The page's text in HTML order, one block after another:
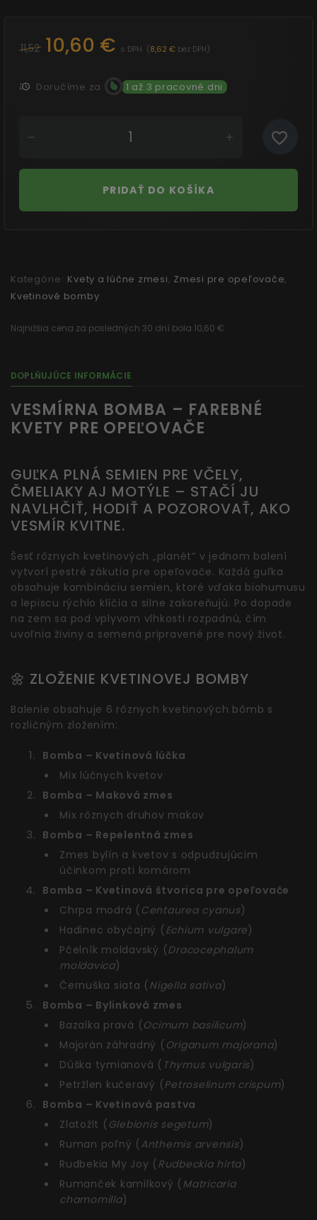
11,52 10,60 € s DPH (8,62 € bez DPH)
Doručíme za 1 až 3 pracovné dni
PRIDAŤ DO KOŠÍKA
Kategórie: Kvety a lúčne zmesi, Zmesi pre opeľovače,
Kvetinové bomby
Najnižšia cena za posledných 30 dní bola 10,60 €.
DOPLŇUJÚCE INFORMÁCIE
VESMÍRNA BOMBA – FAREBNÉ
KVETY PRE OPEĽOVAČE
GUĽKA PLNÁ SEMIEN PRE VČELY,
ČMELIAKY AJ MOTÝLE – STAČÍ JU
NAVLHČIŤ, HODIŤ A POZOROVAŤ, AKO
VESMÍR KVITNE.
Šesť rôznych kvetinových „planét“ v jednom balení
vytvorí pestré zákutia pre opeľovače. Každá guľka
obsahuje kombináciu semien, ktoré vďaka biohumusu
a lepiscu rýchlo klíčia a silne zakoreňujú. Po dopade
na zem sa pod vplyvom vlhkosti rozpadnú, čím
uvoľnia živiny a semená pripravené pre nový život.
🌼 ZLOŽENIE KVETINOVEJ BOMBY
Balenie obsahuje 6 rôznych kvetinových bômb s
rozličným zložením:
Bomba – Kvetinová lúčka
Mix lúčnych kvetov
Bomba – Maková zmes
Mix rôznych druhov makov
Bomba – Repelentná zmes
Zmes bylín a kvetov s odpudzujúcim
účinkom proti komárom
Bomba – Kvetinová štvorica pre opeľovače
Chrpa modrá ( Centaurea cyanus)
Hadinec obyčajný ( Echium vulgare)
Pčelník moldavský (Dracocephalum
moldavica)
Černuška siata ( Nigella sativa)
Bomba – Bylinková zmes
Bazalka pravá ( Ocimum basilicum)
Majorán záhradný ( Origanum majorana)
Dúška tymianová ( Thymus vulgaris)
Petržlen kučeravý (Petroselinum crispum)
Bomba – Kvetinová pastva
Zlatožlt ( Glebionis segetum)
Ruman poľný ( Anthemis arvensis)
Rudbekia My Joy ( Rudbeckia hirta)
Rumanček kamilkový ( Matricaria
chamomilla)